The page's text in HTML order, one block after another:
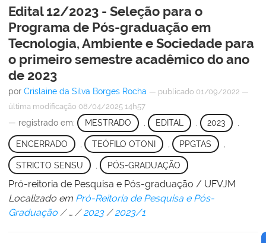
Edital 12/2023 - Seleção para o
Programa de Pós-graduação em
Tecnologia, Ambiente e Sociedade para
o primeiro semestre acadêmico do ano
de 2023
por Crislaine da Silva Borges Rocha — publicado 01/09/2022 —
última modificação 08/04/2025 14h57
— registrado em: MESTRADO , EDITAL , 2023 ,
ENCERRADO TEÓFILO OTONI PPGTAS
STRICTO SENSU PÓS-GRADUAÇÃO
Pró-reitoria de Pesquisa e Pós-graduação / UFVJM
Localizado em Pró-Reitoria de Pesquisa e Pós-
Graduação /… /2023 /2023/1